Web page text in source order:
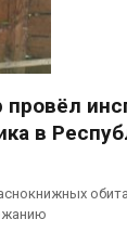
провёл
в